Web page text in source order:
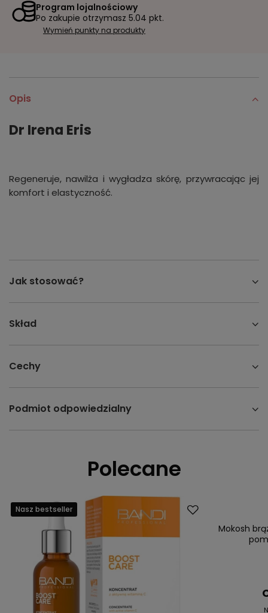
Program lojalnościowy
Po zakupie otrzymasz 5.04 pkt.
Wymień punkty na produkty
Opis
Dr Irena Eris
Regeneruje, nawilża i wygładza skórę, przywracając jej
komfort i elastyczność.
Jak stosować?
Skład
Cechy
Podmiot odpowiedzialny
Polecane
Nasz bestseller
Nasz
Mokosh